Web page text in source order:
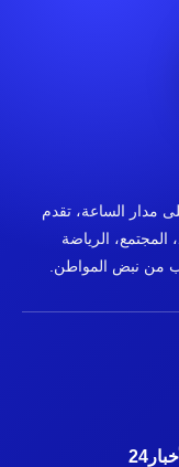
مدار الساعة، تقدم
المجتمع، الرياضة
من نبض المواطن.